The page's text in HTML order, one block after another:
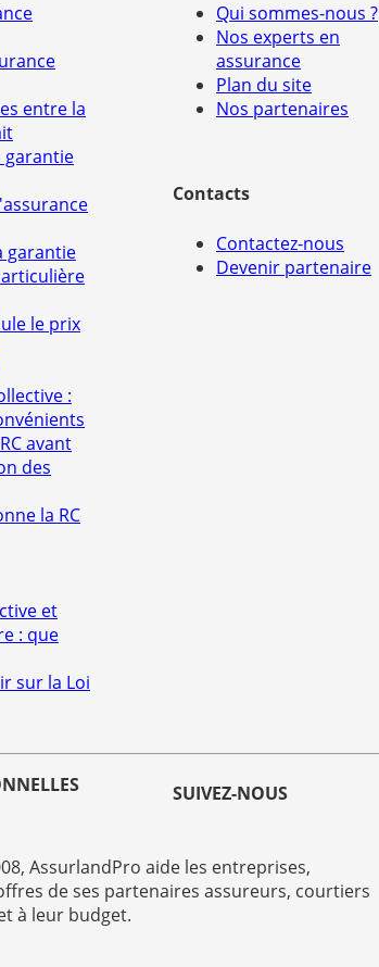
entre la
garantie
garantie
le prix
:
avant
des
la RC
et
: que
sur la Loi
Qui sommes-nous ?
Nos experts en
assurance
Plan du site
Nos partenaires
Contacts
Contactez-nous
Devenir partenaire
SUIVEZ-NOUS
AssurlandPro aide les entreprises,
de ses partenaires assureurs, courtiers
à leur budget.